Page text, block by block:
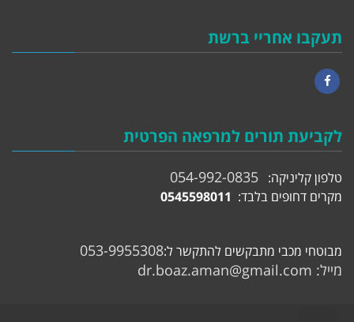
תעקבו אחריי ברשת
לקביעת תורים למרפאה הפרטית
טלפון קליניקה: 054-992-0835
מקרים דחופים בלבד: 0545598011
מבוטחי מכבי מתבקשים להתקשר ל:053-9955308
מייל: dr.boaz.aman@gmail.com